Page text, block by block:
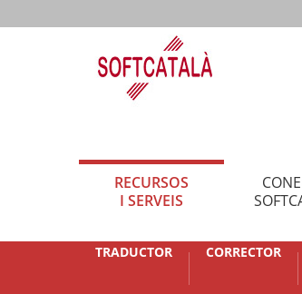
RECURSOS
I SERVEIS
TRADUCTOR CORRECTOR